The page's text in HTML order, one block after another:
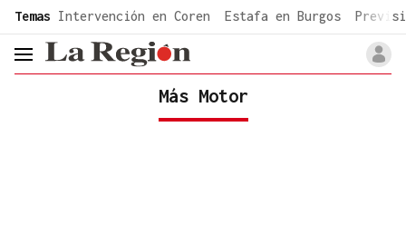
common.go-to-content
Temas Intervención en Coren Estafa en Burgos
header.menu.open
Más Motor